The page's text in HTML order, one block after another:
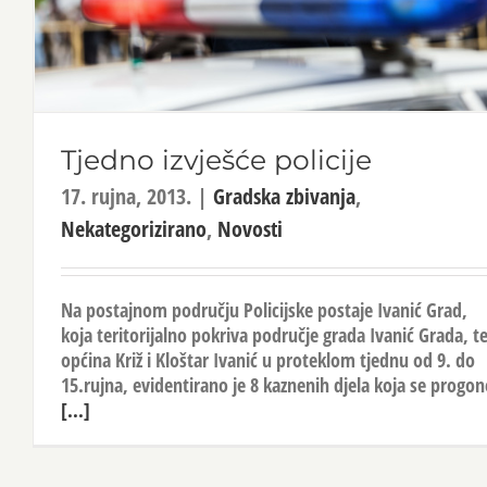
Tjedno izvješće policije
17. rujna, 2013. | Gradska zbivanja,
Nekategorizirano, Novosti
Na postajnom području Policijske postaje Ivanić Grad,
koja teritorijalno pokriva područje grada Ivanić Grada, te
općina Križ i Kloštar Ivanić u proteklom tjednu od 9. do
15.rujna, evidentirano je 8 kaznenih djela koja se
[...]